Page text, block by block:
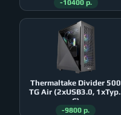
-10400 р.
Thermaltake Divider 500
TG Air (2xUSB3.0, 1xType
C)
-9800 р.